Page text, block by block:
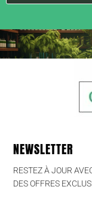
NEWSLETTER
RESTEZ À JOUR
DES OFFRES